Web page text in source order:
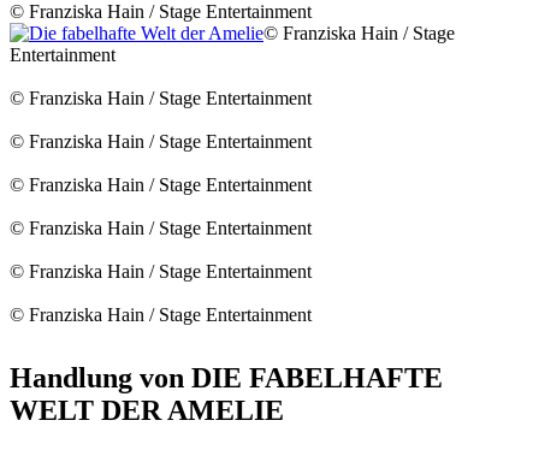
© Franziska Hain / Stage Entertainment
© Franziska Hain / Stage
Entertainment
© Franziska Hain / Stage Entertainment
© Franziska Hain / Stage Entertainment
© Franziska Hain / Stage Entertainment
© Franziska Hain / Stage Entertainment
© Franziska Hain / Stage Entertainment
© Franziska Hain / Stage Entertainment
Handlung von DIE FABELHAFTE
WELT DER AMELIE